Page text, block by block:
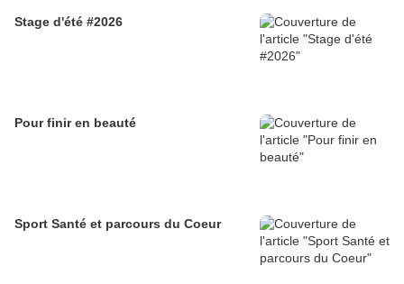
Stage d'été #2026
Pour finir en beauté
Sport Santé et parcours du Coeur